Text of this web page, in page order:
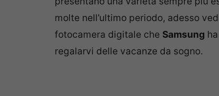
molte nell’ultimo periodo, adesso
fotocamera digitale che Samsung
regalarvi delle vacanze da sogno.